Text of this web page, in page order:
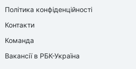
Політика конфіденційності
Контакти
Команда
Вакансії в РБК-Україна